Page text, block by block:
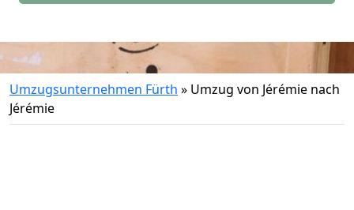
Umzugsunternehmen Fürth » Umzug von Jérémie nach
Jérémie